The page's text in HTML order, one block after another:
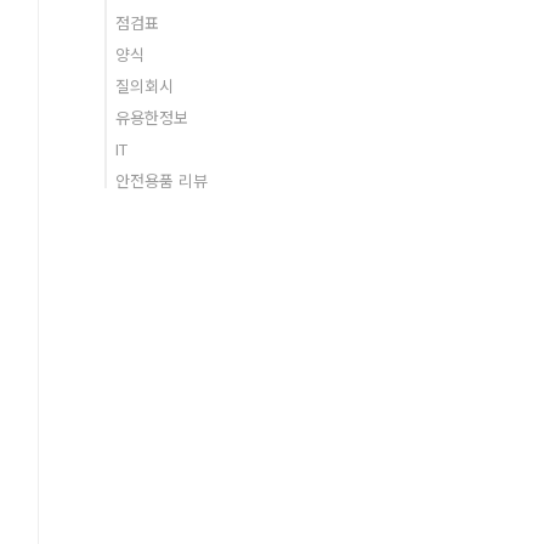
점검표
양식
질의회시
유용한정보
IT
안전용품 리뷰